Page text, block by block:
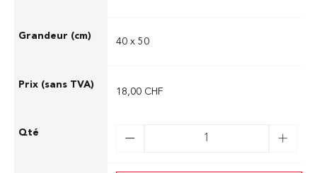
40 x 50
18,00 CHF